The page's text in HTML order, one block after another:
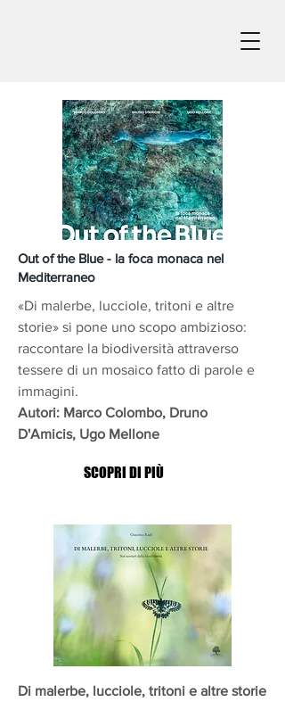
Out of the Blue - la foca monaca nel
Mediterraneo
«Di malerbe, lucciole, tritoni e altre
storie» si pone uno scopo ambizioso:
raccontare la biodiversità attraverso
tessere di un mosaico fatto di parole e
immagini.
Autori: Marco Colombo, Druno
D'Amicis, Ugo Mellone
SCOPRI DI PIÙ
Di malerbe, lucciole, tritoni e altre storie